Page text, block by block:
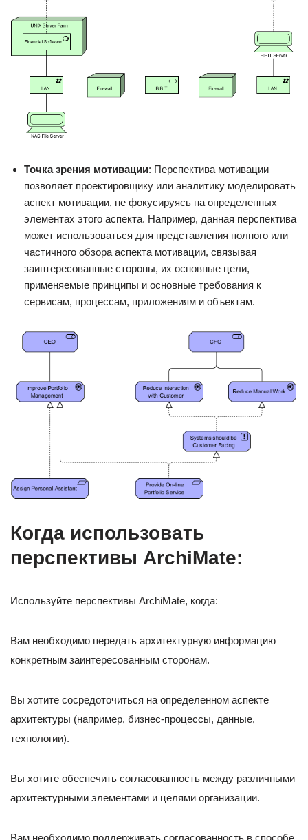
Точка зрения мотивации: Перспектива мотивации
позволяет проектировщику или аналитику моделировать
аспект мотивации, не фокусируясь на определенных
элементах этого аспекта. Например, данная перспектива
может использоваться для представления полного или
частичного обзора аспекта мотивации, связывая
заинтересованные стороны, их основные цели,
применяемые принципы и основные требования к
сервисам, процессам, приложениям и объектам.
Когда использовать
перспективы ArchiMate:
Используйте перспективы ArchiMate, когда:
Вам необходимо передать архитектурную информацию
конкретным заинтересованным сторонам.
Вы хотите сосредоточиться на определенном аспекте
архитектуры (например, бизнес-процессы, данные,
технологии).
Вы хотите обеспечить согласованность между различными
архитектурными элементами и целями организации.
Вам необходимо поддерживать согласованность в способе